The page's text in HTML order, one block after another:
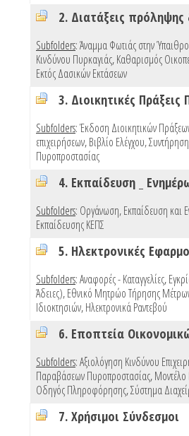
Subfolders:Άναμμα Φωτιάς στην Ύπαιθρο
Κινδύνου Πυρκαγιάς,Καθαρισμός
Εκτός Δασικών Εκτάσεων
3. Διοικητικές
Subfolders:Έκδοση Διοικητικών
επιχειρήσεων,Βιβλίο Ελέγχου,
Πυροπροστασίας
4. Εκπαίδευση _
Subfolders: Οργάνωση, Εκπαίδευση και
Εκπαίδευσης ΚΕΠΣ
5. Ηλεκτρονικές
Subfolders:Αναφορές - Καταγγελίες,
Άδειες),Εθνικό Μητρώο Τήρησης
Ιδιοκτησιών,Ηλεκτρονικά Ραντεβού
Subfolders:Αξιολόγηση Κινδύνου
Παραβάσεων Πυροπροστασίας,
Οδηγός Πληροφόρησης,Σύστημα
7. Χρήσιμοι Σύνδεσμοι